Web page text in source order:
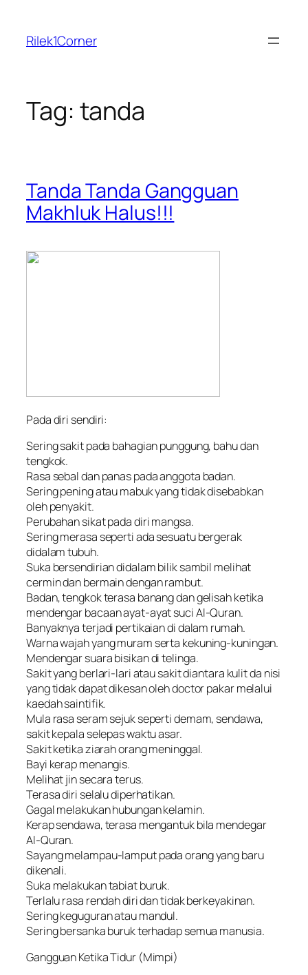
content
Rilek1Corner
Tag: tanda
Tanda Tanda Gangguan
Makhluk Halus!!!
Pada diri sendiri:
Sering sakit pada bahagian punggung, bahu dan
tengkok.
Rasa sebal dan panas pada anggota badan.
Sering pening atau mabuk yang tidak disebabkan
oleh penyakit.
Perubahan sikat pada diri mangsa.
Sering merasa seperti ada sesuatu bergerak
didalam tubuh.
Suka bersendirian didalam bilik sambil melihat
cermin dan bermain dengan rambut.
Badan, tengkok terasa banang dan gelisah ketika
mendengar bacaan ayat-ayat suci Al-Quran.
Banyaknya terjadi pertikaian di dalam rumah.
Warna wajah yang muram serta kekuning-kuningan.
Mendengar suara bisikan di telinga.
Sakit yang berlari-lari atau sakit diantara kulit da nisi
yang tidak dapat dikesan oleh doctor pakar melalui
kaedah saintifik.
Mula rasa seram sejuk seperti demam, sendawa,
sakit kepala selepas waktu asar.
Sakit ketika ziarah orang meninggal.
Bayi kerap menangis.
Melihat jin secara terus.
Terasa diri selalu diperhatikan.
Gagal melakukan hubungan kelamin.
Kerap sendawa, terasa mengantuk bila mendegar
Al-Quran.
Sayang melampau-lamput pada orang yang baru
dikenali.
Suka melakukan tabiat buruk.
Terlalu rasa rendah diri dan tidak berkeyakinan.
Sering keguguran atau mandul.
Sering bersanka buruk terhadap semua manusia.
Gangguan Ketika Tidur (Mimpi)